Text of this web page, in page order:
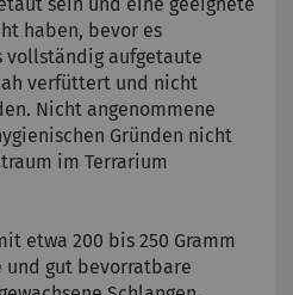
haben, bevor es
vollständig aufgetaute
verfüttert und nicht
Nicht angenommene
Gründen nicht
im Terrarium
etwa 200 bis 250 Gramm
gut bevorratbare